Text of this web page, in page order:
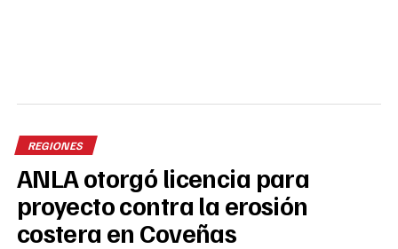
REGIONES
ANLA otorgó licencia para
proyecto contra la erosión
costera en Coveñas